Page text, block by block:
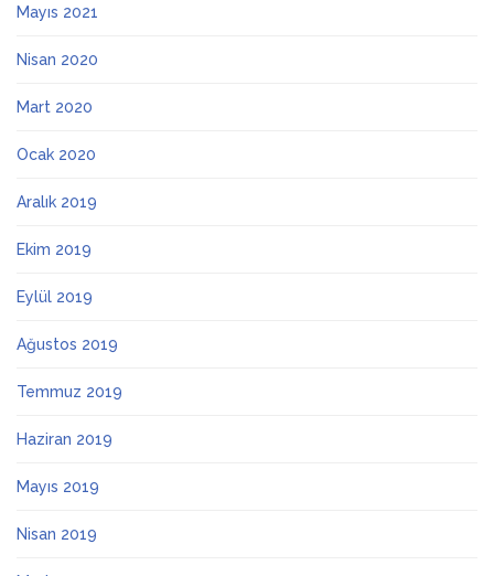
Mayıs 2021
Nisan 2020
Mart 2020
Ocak 2020
Aralık 2019
Ekim 2019
Eylül 2019
Ağustos 2019
Temmuz 2019
Haziran 2019
Mayıs 2019
Nisan 2019